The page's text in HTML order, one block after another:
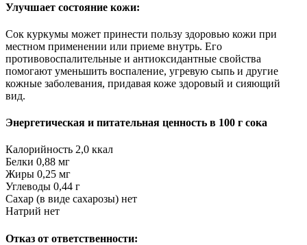
Улучшает состояние кожи:
Сок куркумы может принести пользу здоровью кожи при
местном применении или приеме внутрь. Его
противовоспалительные и антиоксидантные свойства
помогают уменьшить воспаление, угревую сыпь и другие
кожные заболевания, придавая коже здоровый и сияющий
вид.
Энергетическая и питательная ценность в 100 г сока
Калорийность 2,0 ккал
Белки 0,88 мг
Жиры 0,25 мг
Углеводы 0,44 г
Сахар (в виде сахарозы) нет
Натрий нет
Отказ от ответственности: